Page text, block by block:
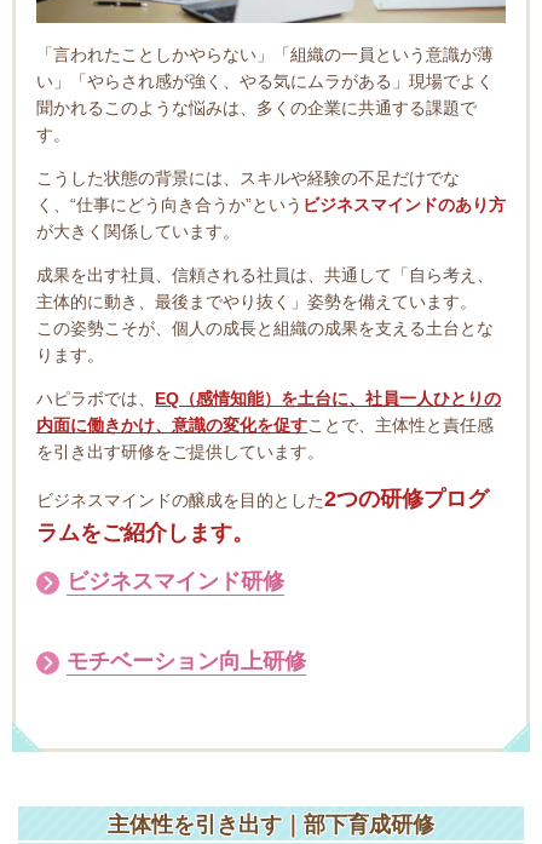
「言われたことしかやらない」「組織の一員という意識が薄
い」「やらされ感が強く、やる気にムラがある」現場でよく
聞かれるこのような悩みは、多くの企業に共通する課題で
す。
こうした状態の背景には、スキルや経験の不足だけでな
く、“仕事にどう向き合うか”という ビジネスマインドのあり方
が大きく関係しています。
成果を出す社員、信頼される社員は、共通して「自ら考え、
主体的に動き、最後までやり抜く」姿勢を備えています。
この姿勢こそが、個人の成長と組織の成果を支える土台とな
ります。
ハピラボでは、 EQ（感情知能）を土台に、社員一人ひとりの
内面に働きかけ、意識の変化を促すことで、主体性と責任感
を引き出す研修をご提供しています。
ビジネスマインドの醸成を目的とした2つの研修プログ
ラムをご紹介します。
ビジネスマインド研修
モチベーション向上研修
主体性を引き出す｜部下育成研修